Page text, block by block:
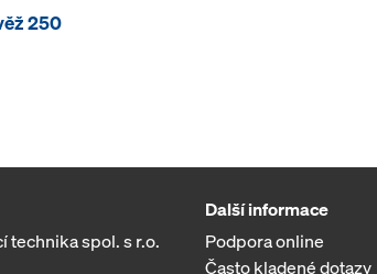
250
technika spol. s r.o.
Další informace
Podpora online
Často kladené dotazy